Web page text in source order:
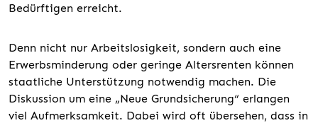
Bedürftigen erreicht.
Denn nicht nur Arbeitslosigkeit, sondern auch eine
Erwerbsminderung oder geringe Altersrenten können
staatliche Unterstützung notwendig machen. Die
Diskussion um eine „Neue Grundsicherung“ erlangen
viel Aufmerksamkeit. Dabei wird oft übersehen, dass in